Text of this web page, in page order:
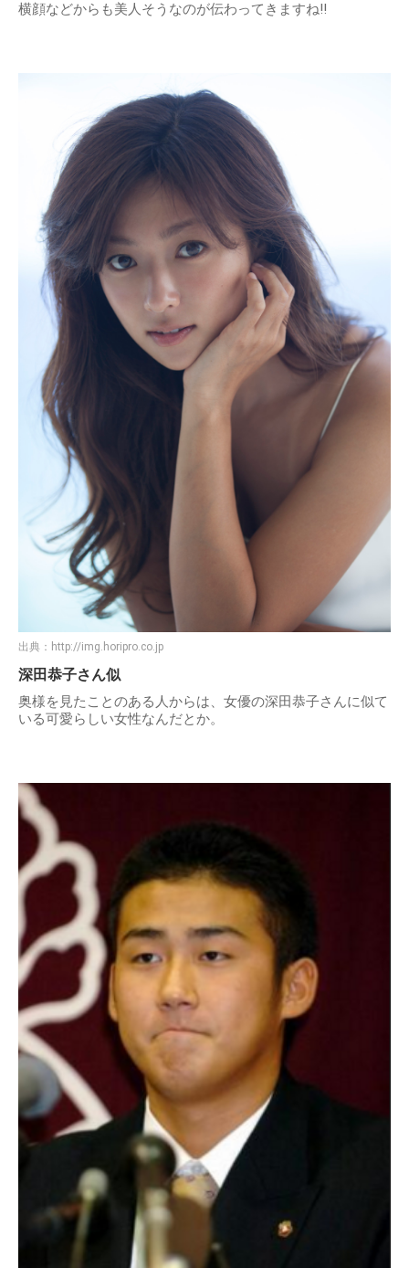
横顔などからも美人そうなのが伝わってきますね!!
出典： http://img.horipro.co.jp
深田恭子さん似
奥様を見たことのある人からは、女優の深田恭子さんに似て
いる可愛らしい女性なんだとか。